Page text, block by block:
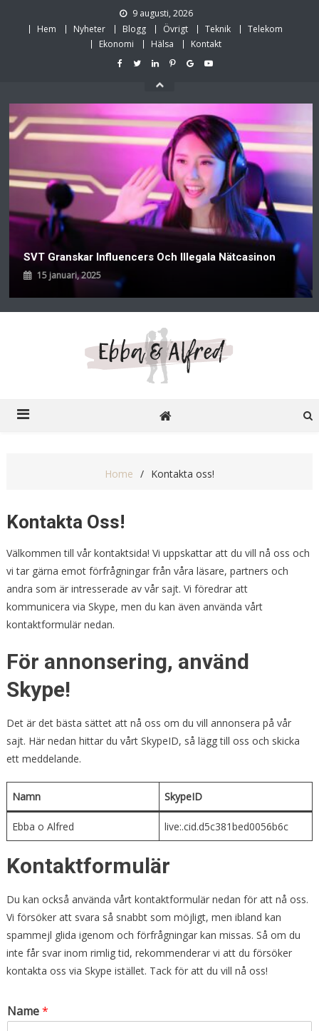
9 augusti, 2026
Hem
Nyheter Blogg Övrigt Teknik
Telekom
Ekonomi
Hälsa Kontakt
SVT Granskar Influencers Och Illegala Nätcasinon
15 januari, 2025
Home Kontakta oss!
Kontakta Oss!
Välkommen till vår kontaktsida! Vi uppskattar att du vill nå oss och
vi tar gärna emot förfrågningar från våra läsare, partners och
andra som är intresserade av vår sajt. Vi föredrar att
kommunicera via Skype, men du kan även använda vårt
kontaktformulär nedan.
För annonsering, använd
Skype!
Det är det bästa sättet att nå oss om du vill annonsera på vår
sajt. Här nedan hittar du vårt SkypeID, så lägg till oss och skicka
ett meddelande.
Namn SkypeID
Ebba o Alfred live:.cid.d5c381bed0056b6c
Kontaktformulär
Du kan också använda vårt kontaktformulär nedan för att nå oss.
Vi försöker att svara så snabbt som möjligt, men ibland kan
spammejl glida igenom och förfrågningar kan missas. Så om du
inte får svar inom rimlig tid, rekommenderar vi att du försöker
kontakta oss via Skype istället. Tack för att du vill nå oss!
Name*